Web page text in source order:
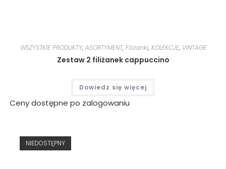
WSZYSTKIE PRODUKTY, ASORTYMENT, Filiżanki, KOLEKCJE, VINTAGE
Zestaw 2 filiżanek cappuccino
Dowiedz się więcej
Ceny dostępne po zalogowaniu
NIEDOSTĘPNY